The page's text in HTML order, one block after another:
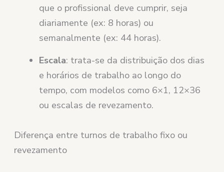
que o profissional deve cumprir, seja
diariamente (ex: 8 horas) ou
semanalmente (ex: 44 horas).
Escala: trata-se da distribuição dos dias
e horários de trabalho ao longo do
tempo, com modelos como 6×1, 12×36
ou escalas de revezamento.
Diferença entre turnos de trabalho fixo ou
revezamento